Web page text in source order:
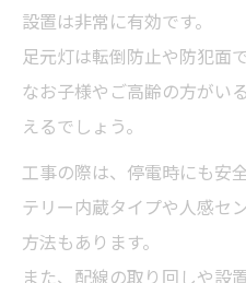
設置は非常に有効です。
足元灯は転倒防止や防犯面
なお子様やご高齢の方がい
えるでしょう。
工事の際は、停電時にも安
テリー内蔵タイプや人感セ
方法もあります。
また、配線の取り回しや設